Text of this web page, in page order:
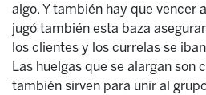
algo. Y también hay que vencer
jugó también esta baza
los clientes y los currelas se
Las huelgas que se alargan son
también sirven para unir al